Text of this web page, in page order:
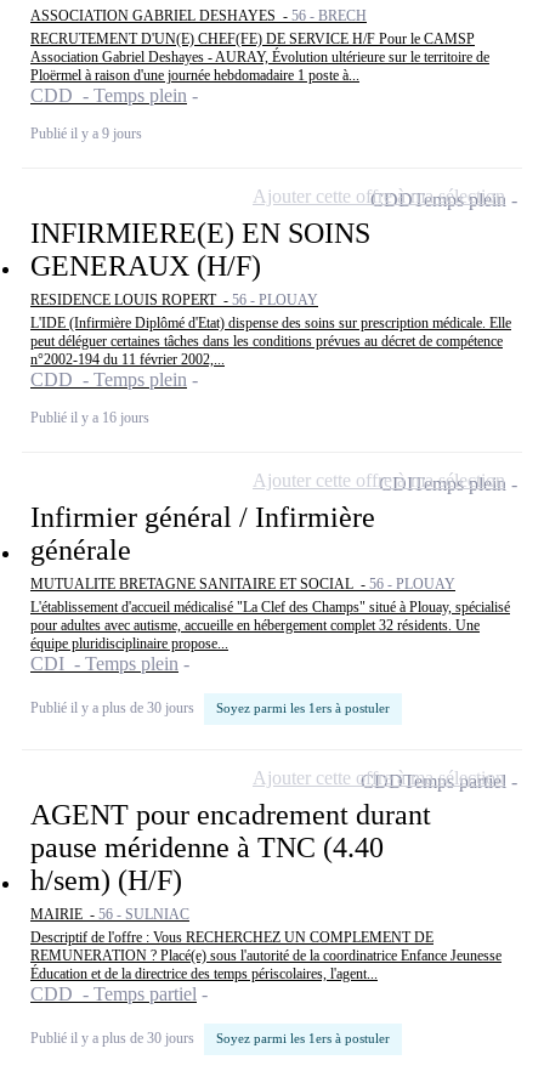
ASSOCIATION GABRIEL DESHAYES - 56 - BRECH
RECRUTEMENT D'UN(E) CHEF(FE) DE SERVICE H/F Pour le CAMSP
Association Gabriel Deshayes - AURAY, Évolution ultérieure sur le territoire de
Ploërmel à raison d'une journée hebdomadaire 1 poste à...
CDD - Temps plein
Publié il y a 9 jours
INFIRMIERE(E) EN SOINS
GENERAUX (H/F)
RESIDENCE LOUIS ROPERT - 56 - PLOUAY
L'IDE (Infirmière Diplômé d'Etat) dispense des soins sur prescription médicale. Elle
peut déléguer certaines tâches dans les conditions prévues au décret de compétence
n°2002-194 du 11 février 2002,...
CDD - Temps plein
Publié il y a 16 jours
CDDTemps plein
Ajouter cette offre à ma sélection
Infirmier général / Infirmière
générale
MUTUALITE BRETAGNE SANITAIRE ET SOCIAL - 56 - PLOUAY
L'établissement d'accueil médicalisé "La Clef des Champs" situé à Plouay, spécialisé
pour adultes avec autisme, accueille en hébergement complet 32 résidents. Une
équipe pluridisciplinaire propose...
CDI - Temps plein
Publié il y a plus de 30 jours Soyez parmi les 1ers à postuler
CDITemps plein
Ajouter cette offre à ma sélection
AGENT pour encadrement durant
pause méridenne à TNC (4.40
h/sem) (H/F)
MAIRIE - 56 - SULNIAC
Descriptif de l'offre : Vous RECHERCHEZ UN COMPLEMENT DE
REMUNERATION ? Placé(e) sous l'autorité de la coordinatrice Enfance Jeunesse
Éducation et de la directrice des temps périscolaires, l'agent...
CDD - Temps partiel
Publié il y a plus de 30 jours Soyez parmi les 1ers à postuler
CDDTemps partiel
Ajouter cette offre à ma sélection